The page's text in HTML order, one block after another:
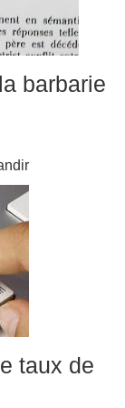
barbarie
taux de